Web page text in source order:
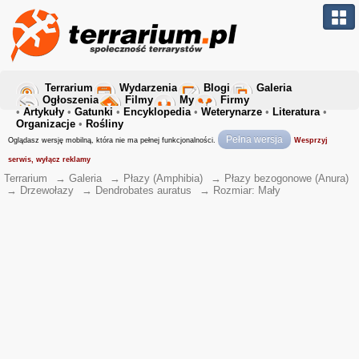
Terrarium Wydarzenia Blogi
Galeria
Ogłoszenia
Filmy My
Firmy
• Artykuły • Gatunki • Encyklopedia• Weterynarze • Literatura•
Organizacje • Rośliny
Oglądasz wersję mobilną, która nie ma pełnej funkcjonalności. Pełna wersja Wesprzyj
serwis, wyłącz reklamy
Terrarium → Galeria → Płazy (Amphibia) → Płazy bezogonowe (Anura)
→ Drzewołazy → Dendrobates auratus → Rozmiar: Mały